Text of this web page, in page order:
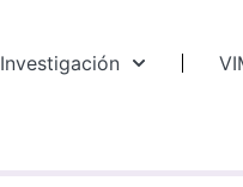
Investigación